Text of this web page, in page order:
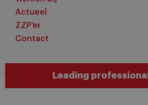
Actueel
ZZP’er
Contact
Leading